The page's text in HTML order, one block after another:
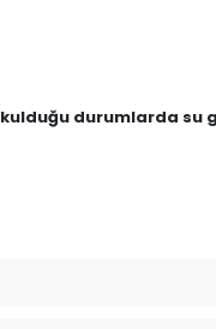
durumlarda su